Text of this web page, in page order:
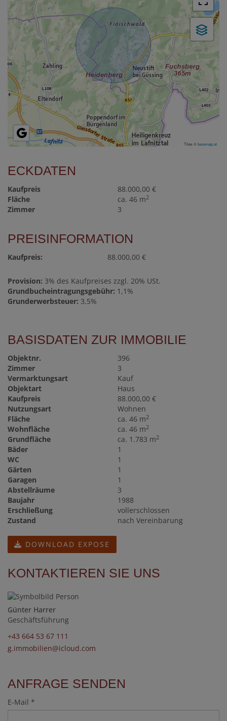
Tiles ©basemap.at
ECKDATEN
Kaufpreis
88.000,00 €
Fläche
ca. 46 m2
Zimmer 3
PREISINFORMATION
Kaufpreis: 88.000,00 €
Provision: 3% des Kaufpreises zzgl. 20% USt.
Grundbucheintragungsgebühr: 1,1%
Grunderwerbsteuer: 3,5%
BASISDATEN ZUR IMMOBILIE
Objektnr.
396
Zimmer
3
Vermarktungsart
Kauf
Objektart
Haus
Kaufpreis
88.000,00 €
Nutzungsart
Wohnen
Fläche
ca. 46 m2
Wohnfläche ca. 46 m2
Grundfläche ca. 1.783 m2
Bäder
1
WC
1
Gärten
1
Garagen
1
Abstellräume
3
Baujahr
1988
Erschließung
vollerschlossen
Zustand
nach Vereinbarung
DOWNLOAD EXPOSE
KONTAKTIEREN SIE UNS
Günter Harrer
Geschäftsführung
+43 664 53 67 111
g.immobilien@icloud.com
ANFRAGE SENDEN
E-Mail